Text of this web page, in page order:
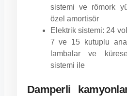
sistemi ve römork
özel amortisör
Elektrik sistemi: 24
7 ve 15 kutuplu
lambalar ve
sistemi ile
Damperli